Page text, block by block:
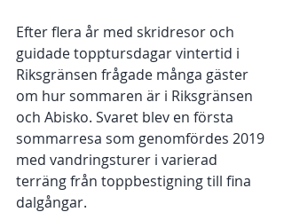
Efter flera år med skridresor och
guidade topptursdagar vintertid i
Riksgränsen frågade många gäster
om hur sommaren är i Riksgränsen
och Abisko. Svaret blev en första
sommarresa som genomfördes 2019
med vandringsturer i varierad
terräng från toppbestigning till fina
dalgångar.